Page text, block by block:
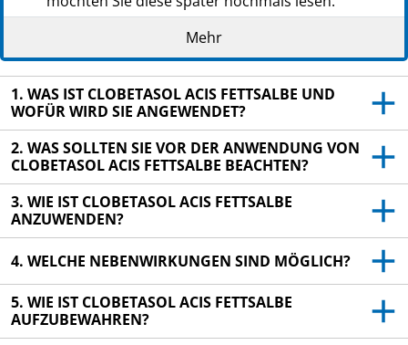
Wenn Sie weitere Fragen haben, wenden Sie sich
an Ihren Arzt oder Apotheker.
Dieses Arzneimittel wurde Ihnen persönlich
verschrieben. Geben Sie es nicht an Dritte weiter.
Es kann anderen Menschen schaden, auch wenn
diese die gleichen Symptome haben wie Sie.
Wenn Sie Nebenwirkungen bemerken, wenden Sie
sich an Ihren Arzt oder Apotheker. Dies gilt auch
für Nebenwirkungen, die nicht in dieser
Packungsbeilage angegeben sind. Siehe Abschnitt
4.
Mehr
1. WAS IST CLOBETASOL ACIS FETTSALBE UND
WOFÜR WIRD SIE ANGEWENDET?
2. WAS SOLLTEN SIE VOR DER ANWENDUNG VON
CLOBETASOL ACIS FETTSALBE BEACHTEN?
3. WIE IST CLOBETASOL ACIS FETTSALBE
ANZUWENDEN?
4. WELCHE NEBENWIRKUNGEN SIND MÖGLICH?
5. WIE IST CLOBETASOL ACIS FETTSALBE
AUFZUBEWAHREN?